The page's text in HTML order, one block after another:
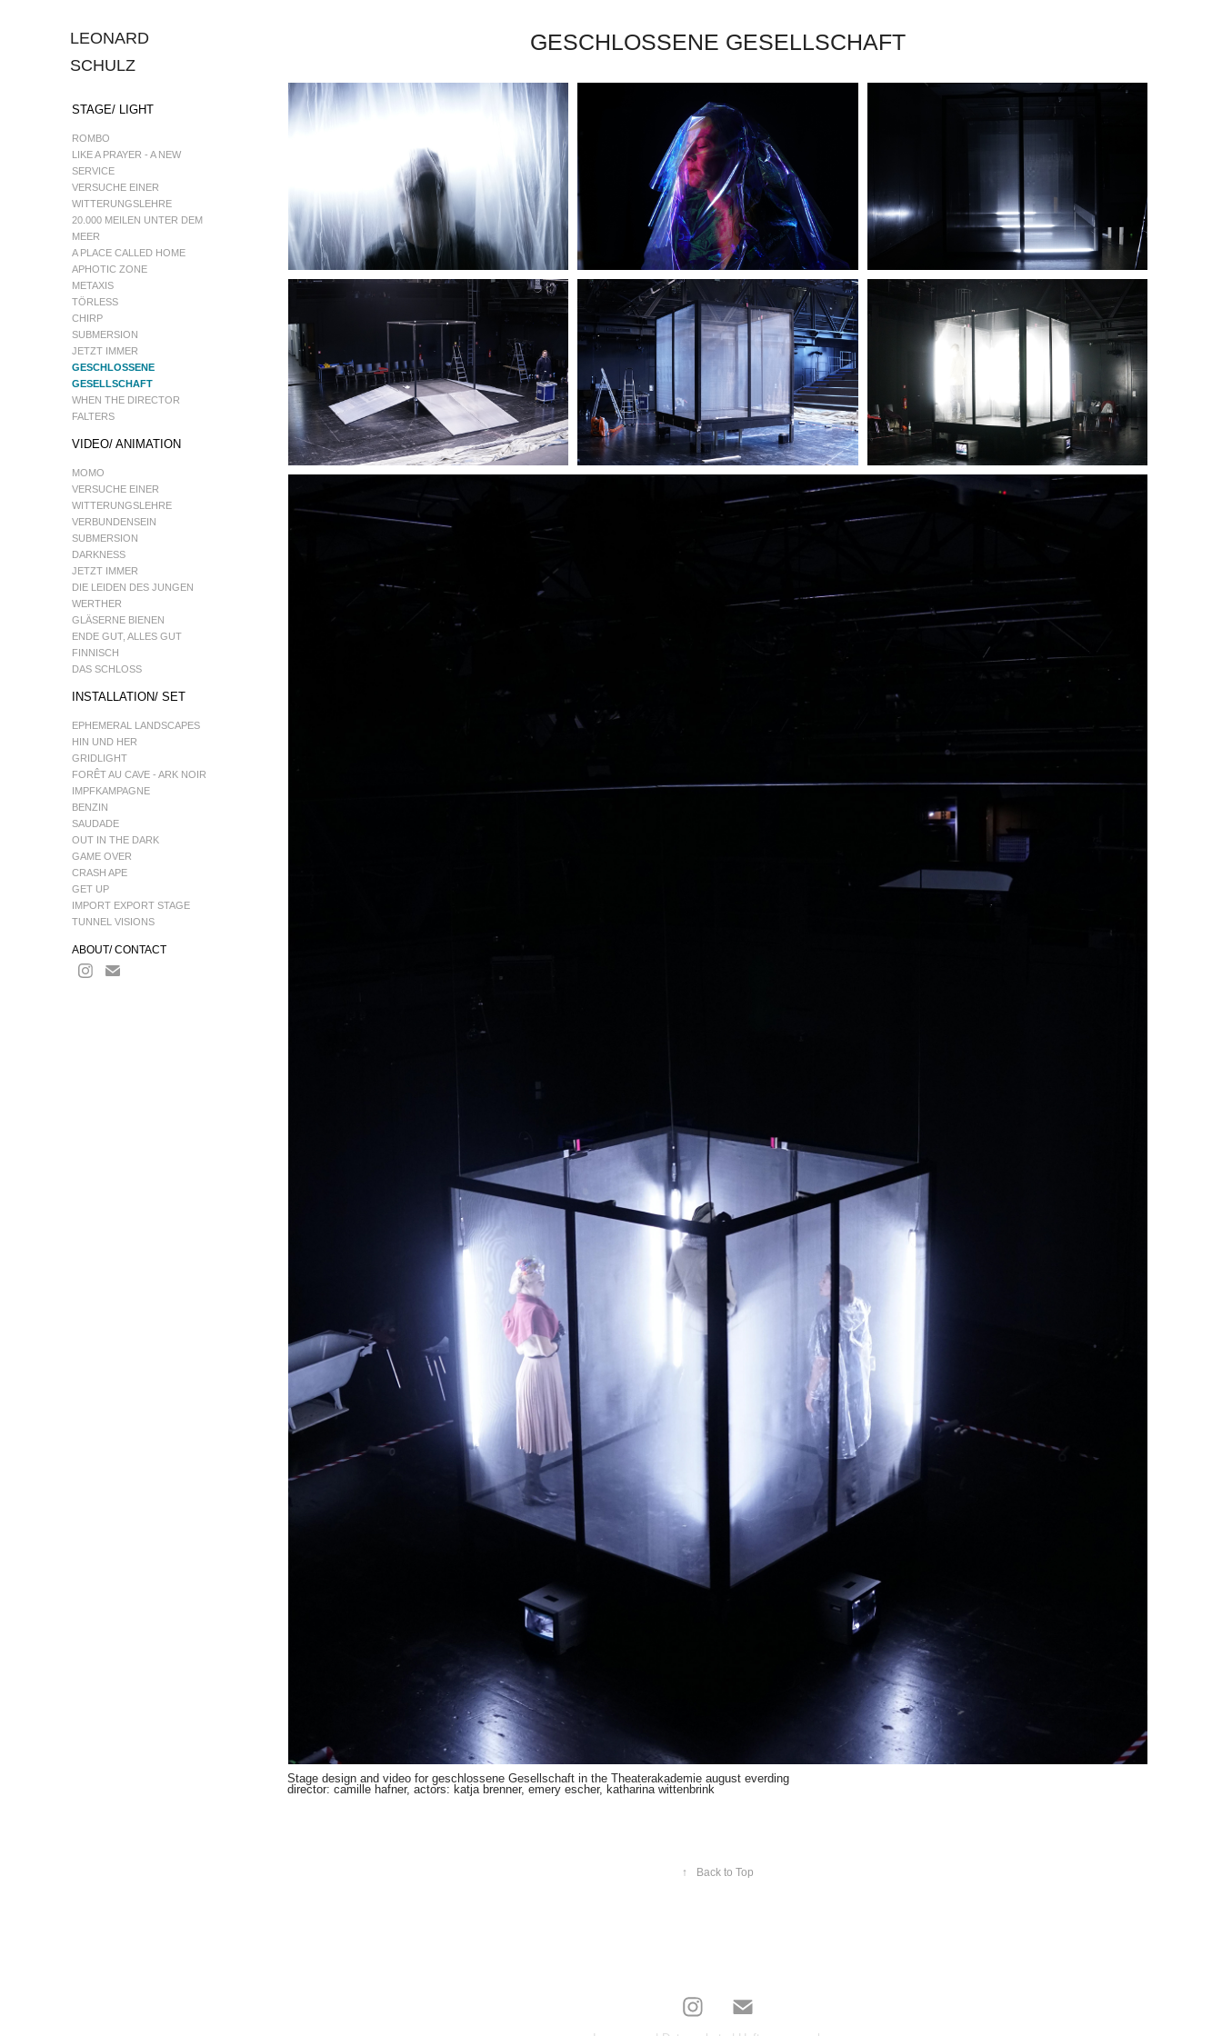
LEONARD
SCHULZ
STAGE/ LIGHT
ROMBO
LIKE A PRAYER - A NEW
SERVICE
VERSUCHE EINER
WITTERUNGSLEHRE
20.000 MEILEN UNTER DEM
MEER
A PLACE CALLED HOME
APHOTIC ZONE
METAXIS
TÖRLESS
CHIRP
SUBMERSION
JETZT IMMER
GESCHLOSSENE
GESELLSCHAFT
WHEN THE DIRECTOR
FALTERS
VIDEO/ ANIMATION
MOMO
VERSUCHE EINER
WITTERUNGSLEHRE
VERBUNDENSEIN
SUBMERSION
DARKNESS
JETZT IMMER
DIE LEIDEN DES JUNGEN
WERTHER
GLÄSERNE BIENEN
ENDE GUT, ALLES GUT
FINNISCH
DAS SCHLOSS
INSTALLATION/ SET
EPHEMERAL LANDSCAPES
HIN UND HER
GRIDLIGHT
FORÊT AU CAVE - ARK NOIR
IMPFKAMPAGNE
BENZIN
SAUDADE
OUT IN THE DARK
GAME OVER
CRASH APE
GET UP
IMPORT EXPORT STAGE
TUNNEL VISIONS
ABOUT/ CONTACT
GESCHLOSSENE GESELLSCHAFT
Stage design and video for geschlossene Gesellschaft in the Theaterakademie august everding
director: camille hafner, actors: katja brenner, emery escher, katharina wittenbrink
↑ Back to Top